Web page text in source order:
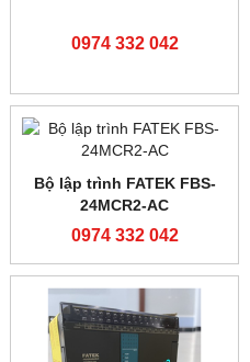
PLC Siemens S7-200
6ES7214-2AD23-0XB8
0974 332 042
Bộ lập trình FATEK FBs-
60MAR2